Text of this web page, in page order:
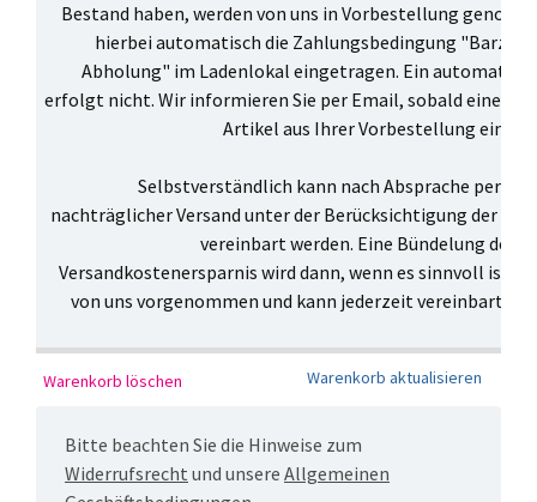
Bestand haben, werden von uns in Vorbestellung
hierbei automatisch die Zahlungsbedingung
Abholung" im Ladenlokal eingetragen. Ein
erfolgt nicht. Wir informieren Sie per Email, sobald einer
Artikel aus Ihrer Vorbestellung
Selbstverständlich kann nach Absprache per
nachträglicher Versand unter der Berücksichtigung der
vereinbart werden. Eine Bündelung des
Versandkostenersparnis wird dann, wenn es sinnvoll ist,
von uns vorgenommen und kann jederzeit vereinbart
Bitte beachten Sie die Hinweise zum
Widerrufsrecht und unsere Allgemeinen